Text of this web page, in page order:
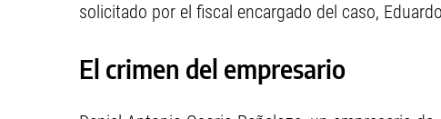
solicitado por el fiscal encargado del caso,
El crimen del empresario